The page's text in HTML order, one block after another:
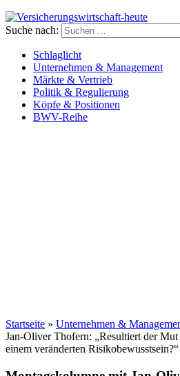
Versicherungswirtschaft-heute
Suche nach:
Schlaglicht
Unternehmen & Management
Märkte & Vertrieb
Politik & Regulierung
Köpfe & Positionen
BWV-Reihe
Startseite » Unternehmen &
Jan-Oliver Thofern: „Resultiert der
einem veränderten Risikobewusstsein?“